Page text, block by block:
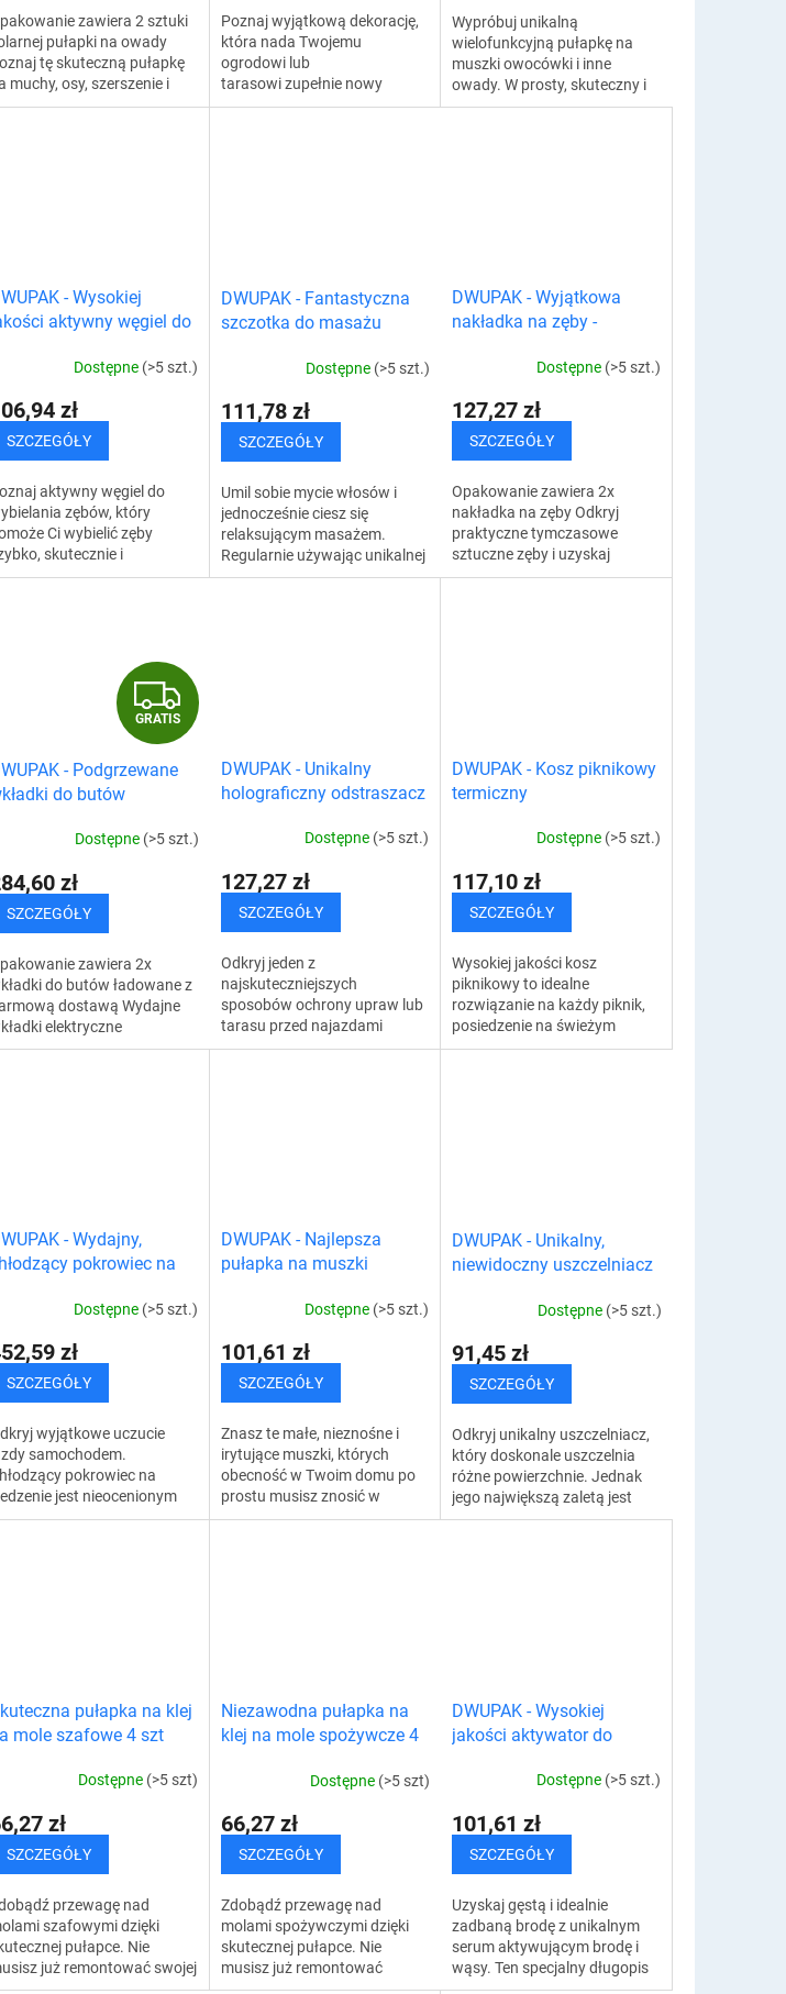
zawiera 2 sztuki
pułapki na owady
tę skuteczną pułapkę
muchy, osy, szerszenie i
owady latające, która
Poznaj wyjątkową dekorację,
która nada Twojemu
ogrodowi lub
tarasowi zupełnie nowy
wymiar. Podświetlana
Wypróbuj unikalną
wielofunkcyjną pułapkę na
muszki owocówki i inne
owady. W prosty, skuteczny i
bezpieczny sposób pozbywa
- Wysokiej
aktywny węgiel do
Dostępne (>5 szt.)
zł
SZCZEGÓŁY
aktywny węgiel do
zębów, który
Ci wybielić zęby
skutecznie i
Oprócz pasty do
DWUPAK - Fantastyczna
szczotka do masażu
Dostępne (>5 szt.)
111,78 zł
SZCZEGÓŁY
Umil sobie mycie włosów i
jednocześnie ciesz się
relaksującym masażem.
Regularnie używając unikalnej
szczotki do mycia włosów,
DWUPAK - Wyjątkowa
nakładka na zęby -
Dostępne (>5 szt.)
127,27 zł
SZCZEGÓŁY
Opakowanie zawiera 2x
nakładka na zęby Odkryj
praktyczne tymczasowe
sztuczne zęby i uzyskaj
piękne, idealne i pełne zęby w
G
R
T
GRATIS
- Podgrzewane
do butów
Dostępne (>5 szt.)
zł
SZCZEGÓŁY
zawiera 2x
do butów ładowane z
dostawą Wydajne
elektryczne
ciepło nawet w
DWUPAK - Unikalny
holograficzny odstraszacz
Dostępne (>5 szt.)
127,27 zł
SZCZEGÓŁY
Odkryj jeden z
najskuteczniejszych
sposobów ochrony upraw lub
tarasu przed najazdami
ptaków. Holograficzny
DWUPAK - Kosz piknikowy
termiczny
Dostępne (>5 szt.)
117,10 zł
SZCZEGÓŁY
Wysokiej jakości kosz
piknikowy to idealne
rozwiązanie na każdy piknik,
posiedzenie na świeżym
powietrzu, sport, piesze
- Wydajny,
pokrowiec na
Dostępne (>5 szt.)
zł
SZCZEGÓŁY
wyjątkowe uczucie
samochodem.
pokrowiec na
jest nieocenionym
podróży
DWUPAK - Najlepsza
pułapka na muszki
Dostępne (>5 szt.)
101,61 zł
SZCZEGÓŁY
Znasz te małe, nieznośne i
irytujące muszki, których
obecność w Twoim domu po
prostu musisz znosić w
milczeniu? Wypróbuj
DWUPAK - Unikalny,
niewidoczny uszczelniacz
Dostępne (>5 szt.)
91,45 zł
SZCZEGÓŁY
Odkryj unikalny uszczelniacz,
który doskonale uszczelnia
różne powierzchnie. Jednak
jego największą zaletą jest
niewidzialność. Jest
pułapka na klej
mole szafowe 4 szt
Dostępne (>5 szt)
zł
SZCZEGÓŁY
przewagę nad
szafowymi dzięki
pułapce. Nie
już remontować swojej
aby się ich pozbyć.
Niezawodna pułapka na
klej na mole spożywcze 4
Dostępne (>5 szt)
66,27 zł
SZCZEGÓŁY
Zdobądź przewagę nad
molami spożywczymi dzięki
skutecznej pułapce. Nie
musisz już remontować
kuchni, aby się ich pozbyć.
DWUPAK - Wysokiej
jakości aktywator do
Dostępne (>5 szt.)
101,61 zł
SZCZEGÓŁY
Uzyskaj gęstą i idealnie
zadbaną brodę z unikalnym
serum aktywującym brodę i
wąsy. Ten specjalny długopis
to rozwiązanie, które